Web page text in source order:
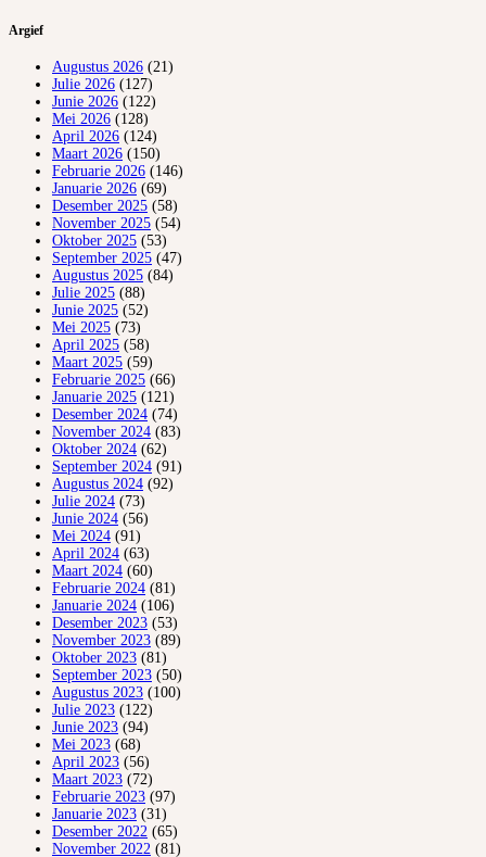
Argief
Augustus 2026 (21)
Julie 2026 (127)
Junie 2026 (122)
Mei 2026 (128)
April 2026 (124)
Maart 2026 (150)
Februarie 2026 (146)
Januarie 2026 (69)
Desember 2025 (58)
November 2025 (54)
Oktober 2025 (53)
September 2025 (47)
Augustus 2025 (84)
Julie 2025 (88)
Junie 2025 (52)
Mei 2025 (73)
April 2025 (58)
Maart 2025 (59)
Februarie 2025 (66)
Januarie 2025 (121)
Desember 2024 (74)
November 2024 (83)
Oktober 2024 (62)
September 2024 (91)
Augustus 2024 (92)
Julie 2024 (73)
Junie 2024 (56)
Mei 2024 (91)
April 2024 (63)
Maart 2024 (60)
Februarie 2024 (81)
Januarie 2024 (106)
Desember 2023 (53)
November 2023 (89)
Oktober 2023 (81)
September 2023 (50)
Augustus 2023 (100)
Julie 2023 (122)
Junie 2023 (94)
Mei 2023 (68)
April 2023 (56)
Maart 2023 (72)
Februarie 2023 (97)
Januarie 2023 (31)
Desember 2022 (65)
November 2022 (81)